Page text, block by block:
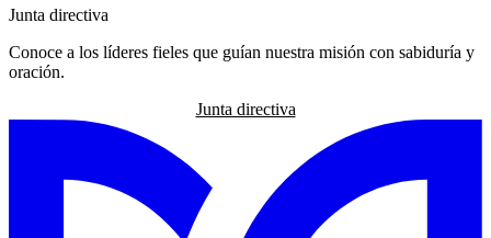
Junta directiva
Conoce a los líderes fieles que guían nuestra misión con sabiduría y
oración.
Junta directiva